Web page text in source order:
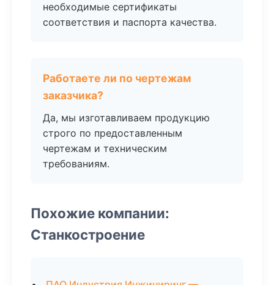
необходимые сертификаты
соответствия и паспорта качества.
Работаете ли по чертежам
заказчика?
Да, мы изготавливаем продукцию
строго по предоставленным
чертежам и техническим
требованиям.
Похожие компании:
Станкостроение